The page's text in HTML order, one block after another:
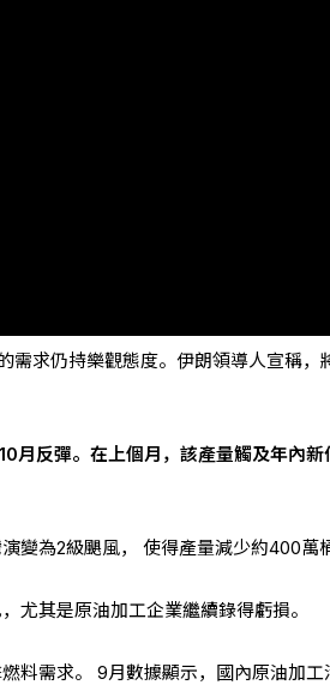
需求仍持樂觀態度。伊朗領導人宣稱，
月反彈。在上個月，該產量觸及年內新
變為2級颶風， 使得產量減少約400萬
尤其是原油加工企業繼續錄得虧損。
料需求。 9月數據顯示，國內原油加工